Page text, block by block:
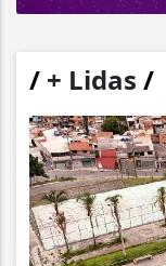
/ + Lidas /